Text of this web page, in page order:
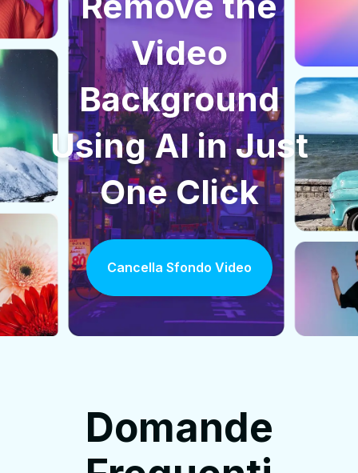
Video
Background
Using AI in Just
One Click
Cancella Sfondo Video
Domande